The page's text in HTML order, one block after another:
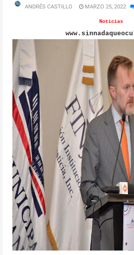
ANDRÉS CASTILLO MARZO 25, 2022
Noticias